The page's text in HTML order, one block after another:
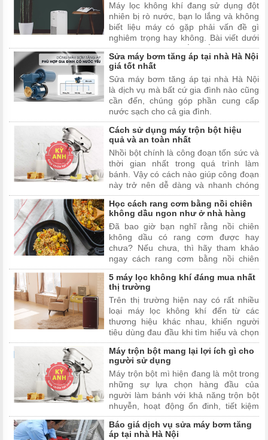
Máy lọc không khí đang sử dụng đột
nhiên bị rò nước, bạn lo lắng và không
biết liệu máy có gặp phải vấn đề gì
nghiêm trọng hay không. Bài viết dưới
đây sẽ giải đáp thắc mắc và hướng
dẫn bạn cách xử lý máy lọc không khí
bị rò nước nhanh và hiệu quả nhất.
Sửa máy bơm tăng áp tại nhà Hà Nội
giá tốt nhất
Sửa máy bơm tăng áp tại nhà Hà Nội
là dịch vụ mà bất cứ gia đình nào cũng
cần đến, chúng góp phần cung cấp
nước sạch cho cả gia đình.
Cách sử dụng máy trộn bột hiệu
quả và an toàn nhất
Nhồi bột chính là công đoạn tốn sức và
thời gian nhất trong quá trình làm
bánh. Vậy có cách nào giúp công đoạn
này trở nên dễ dàng và nhanh chóng
hơn không? Câu trả lời chính máy trộn
bột đa năng. Và trong bài viết này,
chúng tôi sẽ tiết lộ cách sử dụng máy
trộn bột hiệu quả và an toàn nhất để
bạn đọc tham khảo.
Học cách rang cơm bằng nồi chiên
không dầu ngon như ở nhà hàng
Đã bao giờ bạn nghĩ rằng nồi chiên
không dầu có rang cơm được hay
chưa? Nếu chưa, thì hãy tham khảo
ngay cách rang cơm bằng nồi chiên
không dầu ngay mà chúng tôi chia sẻ
trong bài viết dưới đây để có thêm kiến
thức mới nhé.
5 máy lọc không khí đáng mua nhất
thị trường
Trên thị trường hiện nay có rất nhiều
loại máy lọc không khí đến từ các
thương hiệu khác nhau, khiến người
tiêu dùng đau đầu khi tìm hiểu và chọn
mua máy lọc không khí. Hãy cùng Kỳ
Anh Sửa Chữa Tại Nhà khám phá ngay
top 5 máy lọc không khí đáng mua
nhất thị trường trong bài viết dưới đây.
Máy trộn bột mang lại lợi ích gì cho
người sử dụng
Máy trộn bột mì hiện đang là một trong
những sự lựa chọn hàng đầu của
người làm bánh với khả năng trộn bột
nhuyễn, hoạt động ổn đinh, tiết kiệm
thời gian, đảm bảo an toàn vệ sinh
thực phẩm
Báo giá dịch vụ sửa máy bơm tăng
áp tại nhà Hà Nội